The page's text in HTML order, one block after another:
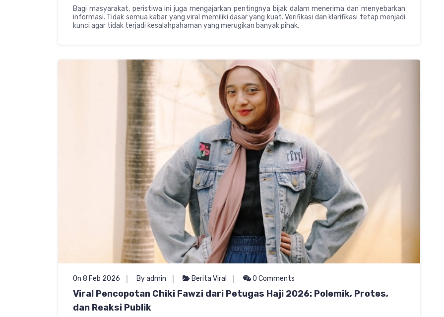
Bagi masyarakat, peristiwa ini juga mengajarkan pentingnya bijak dalam menerima dan menyebarkan
informasi. Tidak semua kabar yang viral memiliki dasar yang kuat. Verifikasi dan klarifikasi tetap menjadi
kunci agar tidak terjadi kesalahpahaman yang merugikan banyak pihak.
On 8 Feb 2026 By admin Berita Viral 0 Comments
Viral Pencopotan Chiki Fawzi dari Petugas Haji 2026: Polemik, Protes,
dan Reaksi Publik